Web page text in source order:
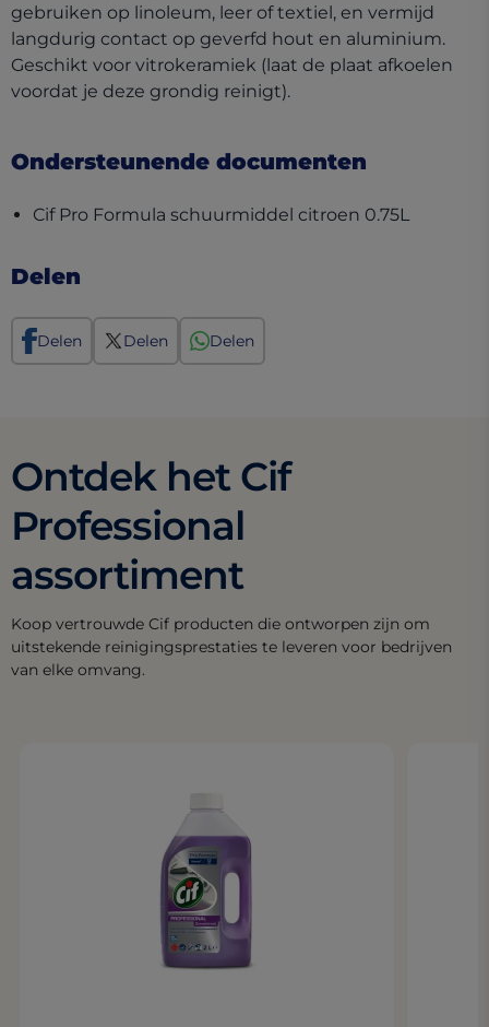
gebruiken op linoleum, leer of textiel, en vermijd
langdurig contact op geverfd hout en aluminium.
Geschikt voor vitrokeramiek (laat de plaat afkoelen
voordat je deze grondig reinigt).
Ondersteunende documenten
Cif Pro Formula schuurmiddel citroen 0.75L
Delen
Delen Delen Delen
Ontdek het Cif
Professional
assortiment
Koop vertrouwde Cif producten die ontworpen zijn om
uitstekende reinigingsprestaties te leveren voor bedrijven
van elke omvang.